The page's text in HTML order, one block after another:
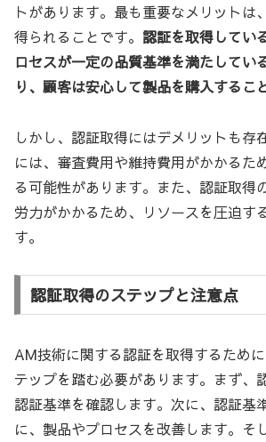
トがあります。最も重要なメリットは
得られることです。 認証を取得してい
ロセスが一定の品質基準を満たしてい
り、顧客は安心して製品を購入するこ
しかし、認証取得にはデメリットも存
には、審査費用や維持費用がかかるた
る可能性があります。また、認証取得
労力がかかるため、リソースを圧迫す
す。
認証取得のステップと注意点
AM技術に関する認証を取得するため
テップを踏む必要があります。まず、
認証基準を確認します。次に、認証基
に、製品やプロセスを改善します。そ